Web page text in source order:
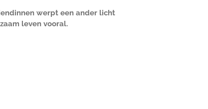
werpt een ander licht
leven vooral.